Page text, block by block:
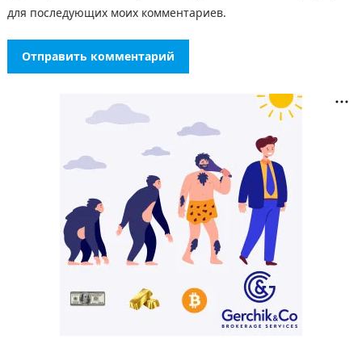
для последующих моих комментариев.